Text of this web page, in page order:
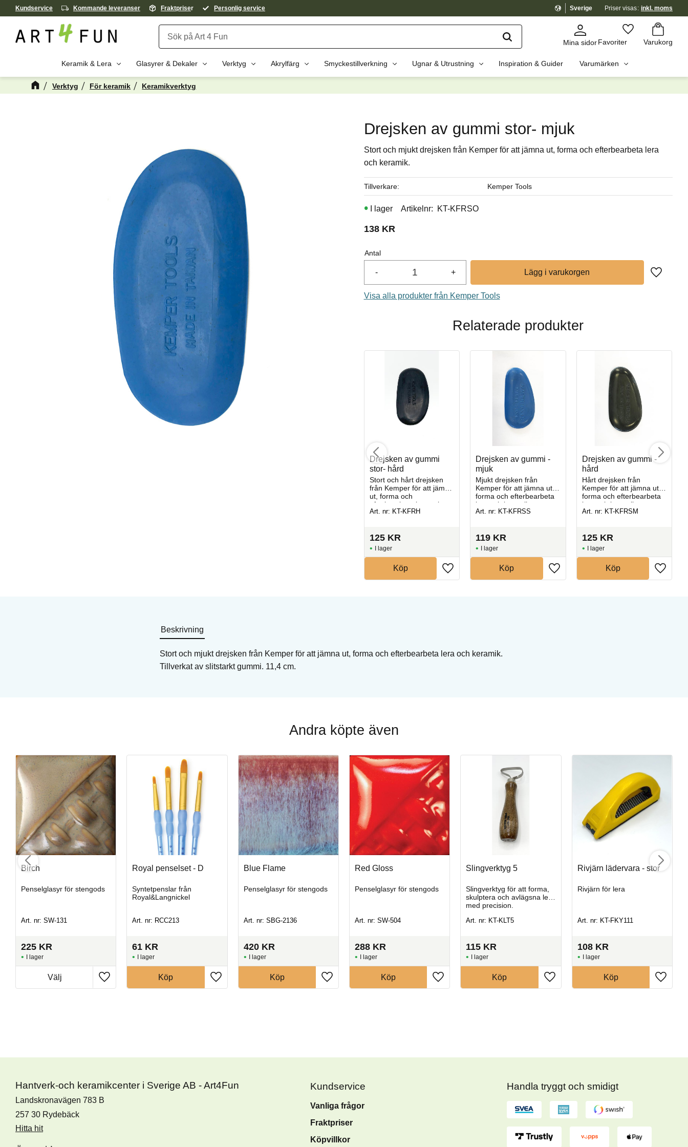
Kundservice Kommande leveranser Fraktpriser Personlig service Sverige Priser visas inkl. moms
Mina sidorFavoriter Varukorg
Favoriter
Kundvagn
Keramik & Lera Glasyrer & Dekaler Verktyg Akrylfärg Smyckestillverkning Ugnar & Utrustning Inspiration & Guider Varumärken
Verktyg För keramik Keramikverktyg
Syntetsvamp kub - 1 st
Syntetsvamp för arbeten med lera, keramik, schabloner. Ca 6,5 x 3,5 x 3 cm.
Art. nr: KT-BERP67
I lager
Drejsken av gummi stor- mjuk
Stort och mjukt drejsken från Kemper för att jämna ut, forma och efterbearbeta lera
och keramik.
138KR
Antal
+
-
Lägg till
I lager Artikelnr KT-KFRSO
Tillverkare Kemper Tools
Visa alla produkter från Kemper Tools
Relaterade produkter
Drejsken av gummi
stor- hård
Stort och hårt drejsken
från Kemper för att jämna
ut, forma och
efterbearbeta lera och
keramik.
Art. nr: KT-KFRH
125 KR
I lager
Köp
Drejsken av gummi -
mjuk
Mjukt drejsken från
Kemper för att jämna ut,
forma och efterbearbeta
lera och keramik.
Art. nr: KT-KFRSS
119 KR
I lager
Köp
Drejsken av gummi -
hård
Hårt drejsken från
Kemper för att jämna ut,
forma och efterbearbeta
lera och keramik.
Art. nr: KT-KFRSM
125 KR
I lager
Köp
Beskrivning
Stort och mjukt drejsken från Kemper för att jämna ut, forma och efterbearbeta lera och keramik.
Tillverkat av slitstarkt gummi. 11,4 cm.
Andra köpte även
Birch
Penselglasyr för stengods
Art. nr: SW-131
225 KR
I lager
Royal penselset - D
Syntetpenslar från
Royal&Langnickel
Art. nr: RCC213
61 KR
I lager
Köp
Blue Flame
Penselglasyr för stengods
Art. nr: SBG-2136
420 KR
I lager
Köp
Red Gloss
Penselglasyr för stengods
Art. nr: SW-504
288 KR
I lager
Köp
Slingverktyg 5
Slingverktyg för att forma,
skulptera och avlägsna lera
med precision.
Art. nr: KT-KLT5
115 KR
I lager
Köp
Rivjärn lädervara - stor
Rivjärn för lera
Art. nr: KT-FKY111
108 KR
I lager
Köp
Hantverk-och keramikcenter i Sverige AB - Art4Fun
Landskronavägen 783 B
257 30 Rydebäck
Hitta hit
Kundservice
Vanliga frågor
Fraktpriser
Köpvillkor
Handla tryggt och smidigt